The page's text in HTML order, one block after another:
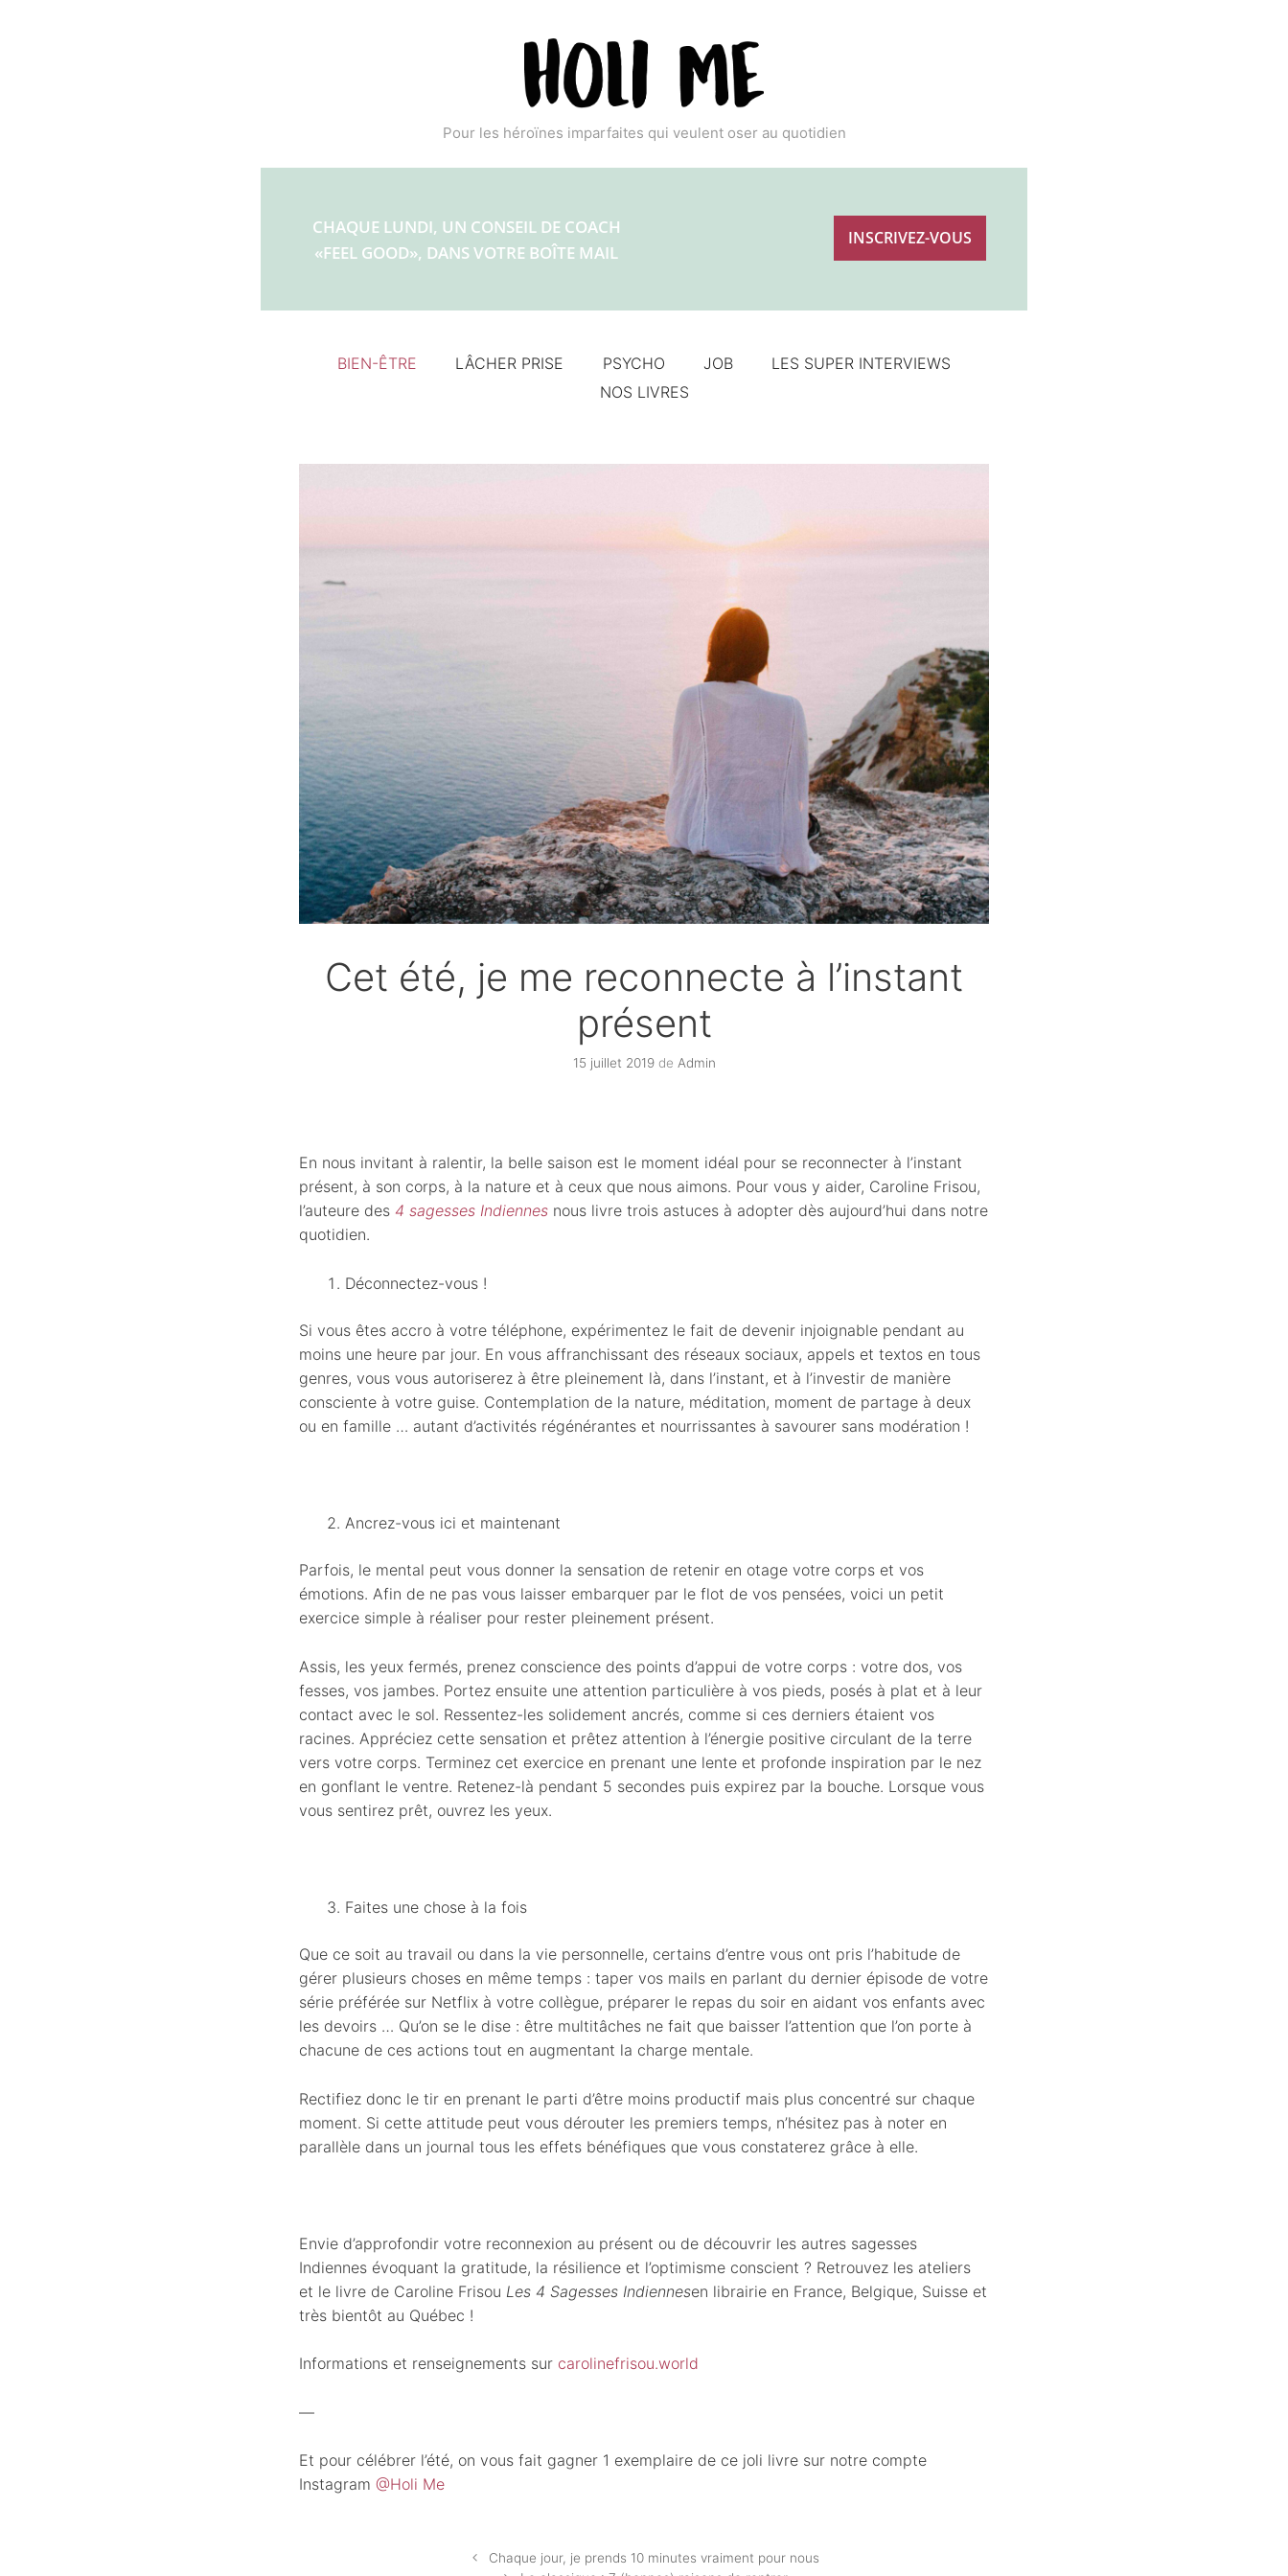
Pour les héroïnes imparfaites qui veulent oser au quotidien
BIEN-ÊTRE LÂCHER PRISE PSYCHO JOB
LES SUPER INTERVIEWS
NOS LIVRES
Cet été, je me reconnecte à l’instant
présent
15 juillet 2019 de Admin
En nous invitant à ralentir, la belle saison est le moment idéal pour se reconnecter à l’instant
présent, à son corps, à la nature et à ceux que nous aimons. Pour vous y aider, Caroline Frisou,
l’auteure des 4 sagesses Indiennes nous livre trois astuces à adopter dès aujourd’hui dans notre
quotidien.
Déconnectez-vous !
Si vous êtes accro à votre téléphone, expérimentez le fait de devenir injoignable pendant au
moins une heure par jour. En vous affranchissant des réseaux sociaux, appels et textos en tous
genres, vous vous autoriserez à être pleinement là, dans l’instant, et à l’investir de manière
consciente à votre guise. Contemplation de la nature, méditation, moment de partage à deux
ou en famille … autant d’activités régénérantes et nourrissantes à savourer sans modération !
Ancrez-vous ici et maintenant
Parfois, le mental peut vous donner la sensation de retenir en otage votre corps et vos
émotions. Afin de ne pas vous laisser embarquer par le flot de vos pensées, voici un petit
exercice simple à réaliser pour rester pleinement présent.
Assis, les yeux fermés, prenez conscience des points d’appui de votre corps : votre dos, vos
fesses, vos jambes. Portez ensuite une attention particulière à vos pieds, posés à plat et à leur
contact avec le sol. Ressentez-les solidement ancrés, comme si ces derniers étaient vos
racines. Appréciez cette sensation et prêtez attention à l’énergie positive circulant de la terre
vers votre corps. Terminez cet exercice en prenant une lente et profonde inspiration par le nez
en gonflant le ventre. Retenez-là pendant 5 secondes puis expirez par la bouche. Lorsque vous
vous sentirez prêt, ouvrez les yeux.
Faites une chose à la fois
Que ce soit au travail ou dans la vie personnelle, certains d’entre vous ont pris l’habitude de
gérer plusieurs choses en même temps : taper vos mails en parlant du dernier épisode de votre
série préférée sur Netflix à votre collègue, préparer le repas du soir en aidant vos enfants avec
les devoirs … Qu’on se le dise : être multitâches ne fait que baisser l’attention que l’on porte à
chacune de ces actions tout en augmentant la charge mentale.
Rectifiez donc le tir en prenant le parti d’être moins productif mais plus concentré sur chaque
moment. Si cette attitude peut vous dérouter les premiers temps, n’hésitez pas à noter en
parallèle dans un journal tous les effets bénéfiques que vous constaterez grâce à elle.
Envie d’approfondir votre reconnexion au présent ou de découvrir les autres sagesses
Indiennes évoquant la gratitude, la résilience et l’optimisme conscient ? Retrouvez les ateliers
et le livre de Caroline Frisou Les 4 Sagesses Indiennesen librairie en France, Belgique, Suisse et
très bientôt au Québec !
Informations et renseignements sur carolinefrisou.world
—
Et pour célébrer l’été, on vous fait gagner 1 exemplaire de ce joli livre sur notre compte
Instagram @Holi Me
Navigation
Chaque jour, je prends 10 minutes vraiment pour nous